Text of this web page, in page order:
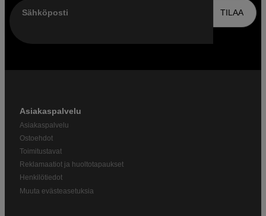
Sähköposti TILAA
Asiakaspalvelu
Asiakaspalvelu
Ostoehdot
Toimitustavat
Reklamaatiot ja huoltotapaukset
Henkilötiedot
Muuta evästeasetuksia